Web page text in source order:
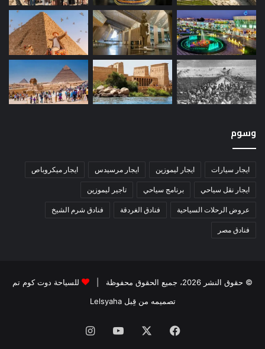
وسوم
ايجار سيارات ايجار ليموزين ايجار مرسيدس ايجار ميكروباص
ايجار نقل سياحي برنامج سياحي تاجير ليموزين
عروض الرحلات السياحية فنادق الغردقة فنادق شرم الشيخ
فنادق مصر
© حقوق النشر 2026، جميع الحقوق محفوظة |
للسياحة دوت كوم تم
تصميمه من قِبل Lelsyaha
فيسبوك ‫YouTube